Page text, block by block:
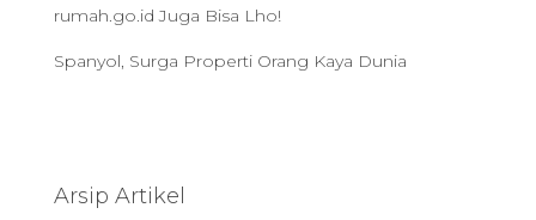
rumah.go.id Juga Bisa Lho!
Spanyol, Surga Properti Orang Kaya Dunia
Arsip Artikel